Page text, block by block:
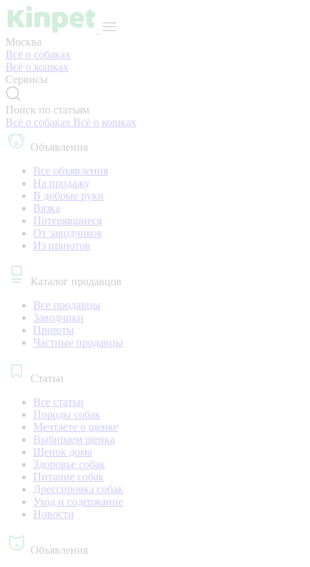
Москва
Всё о собаках
Всё о кошках
Сервисы
Поиск по статьям
Всё о собаках Всё о кошках
Объявления
Все объявления
На продажу
В добрые руки
Вязка
Потерявшиеся
От заводчиков
Из приютов
Каталог продавцов
Все продавцы
Заводчики
Приюты
Частные продавцы
Статьи
Все статьи
Породы собак
Мечтаете о щенке
Выбираем щенка
Щенок дома
Здоровье собак
Питание собак
Дрессировка собак
Уход и содержание
Новости
Объявления